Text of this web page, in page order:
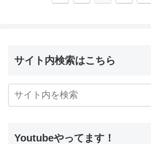
サイト内検索はこちら
Youtubeやってます！